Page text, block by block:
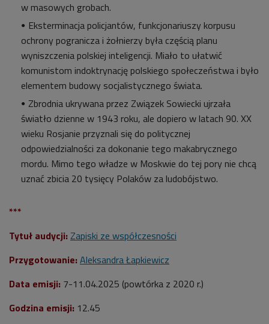
w masowych grobach.
Eksterminacja policjantów, funkcjonariuszy korpusu
ochrony pogranicza i żołnierzy była częścią planu
wyniszczenia polskiej inteligencji. Miało to ułatwić
komunistom indoktrynację polskiego społeczeństwa i było
elementem budowy socjalistycznego świata.
Zbrodnia ukrywana przez Związek Sowiecki ujrzała
światło dzienne w 1943 roku, ale dopiero w latach 90. XX
wieku Rosjanie przyznali się do politycznej
odpowiedzialności za dokonanie tego makabrycznego
mordu. Mimo tego władze w Moskwie do tej pory nie chcą
uznać zbicia 20 tysięcy Polaków za ludobójstwo.
***
Tytuł audycji: Zapiski ze współczesności
Przygotowanie: Aleksandra Łapkiewicz
Data emisji: 7-11.04.2025 (powtórka z 2020 r.)
Godzina emisji: 12.45